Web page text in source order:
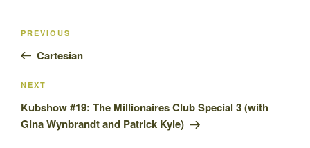
Previous
Post
PREVIOUS
Cartesian
Next
Post
NEXT
Kubshow #19: The Millionaires Club Special 3 (with
Gina Wynbrandt and Patrick Kyle)